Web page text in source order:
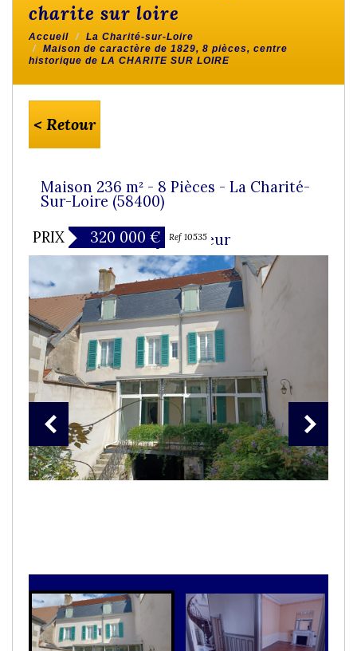
charite sur loire
Accueil
La Charité-sur-Loire
Maison de caractère de 1829, 8 pièces, centre
historique de LA CHARITE SUR LOIRE
< Retour
Maison 236 m² - 8 Pièces - La Charité-
Sur-Loire (58400)
PRIX
320 000 € Ref 10535
Coup de coeur